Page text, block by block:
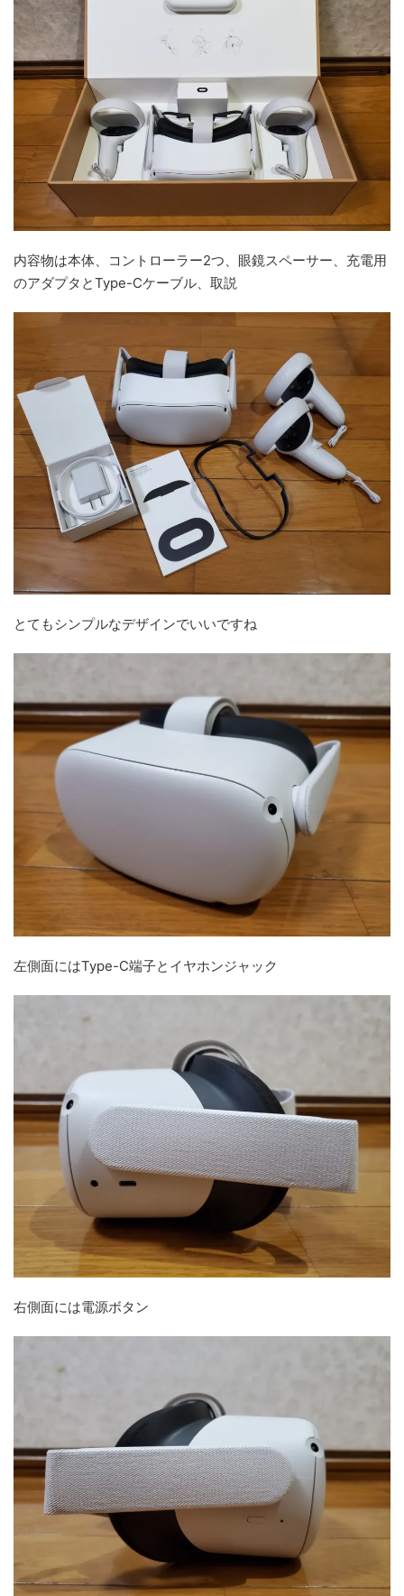
内容物は本体、コントローラー2つ、眼鏡スペーサー、充電用
のアダプタとType-Cケーブル、取説
とてもシンプルなデザインでいいですね
左側面にはType-C端子とイヤホンジャック
右側面には電源ボタン